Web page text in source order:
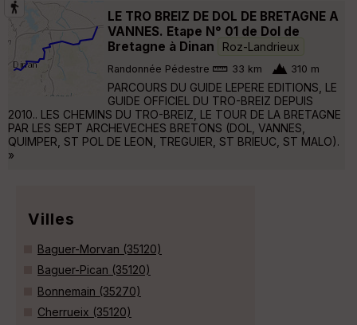
LE TRO BREIZ DE DOL DE BRETAGNE A
VANNES. Etape N° 01 de Dol de
Bretagne à Dinan
Roz-Landrieux
Randonnée Pédestre 33 km 310 m
PARCOURS DU GUIDE LEPERE EDITIONS, LE
GUIDE OFFICIEL DU TRO-BREIZ DEPUIS
2010.. LES CHEMINS DU TRO-BREIZ, LE TOUR DE LA BRETAGNE
PAR LES SEPT ARCHEVECHES BRETONS (DOL, VANNES,
QUIMPER, ST POL DE LEON, TREGUIER, ST BRIEUC, ST MALO).
»
Villes
Baguer-Morvan (35120)
Baguer-Pican (35120)
Bonnemain (35270)
Cherrueix (35120)